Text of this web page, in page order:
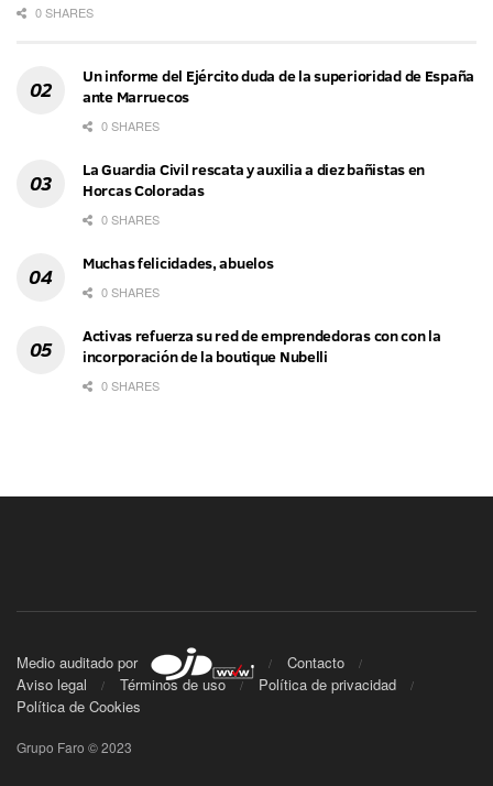
0 SHARES
Un informe del Ejército duda de la superioridad de España
ante Marruecos
0 SHARES
La Guardia Civil rescata y auxilia a diez bañistas en
Horcas Coloradas
0 SHARES
Muchas felicidades, abuelos
0 SHARES
Activas refuerza su red de emprendedoras con con la
incorporación de la boutique Nubelli
0 SHARES
Medio auditado por
Contacto
Aviso legal
Términos de uso
Política de privacidad
Política de Cookies
Grupo Faro © 2023